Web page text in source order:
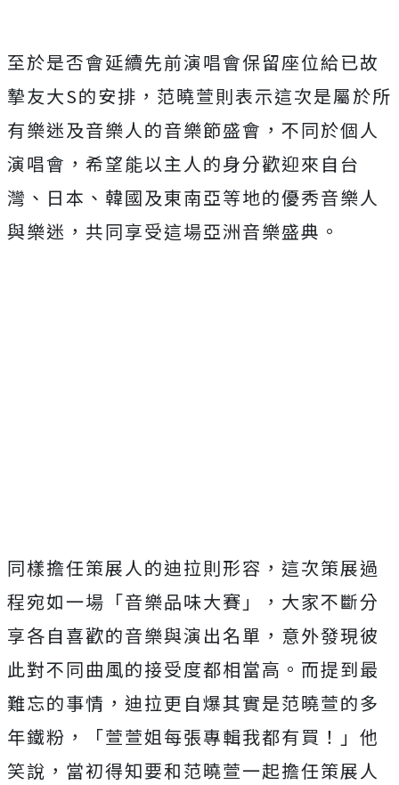
至於是否會延續先前演唱會保留座位給已故
摯友大S的安排，范曉萱則表示這次是屬於所
有樂迷及音樂人的音樂節盛會，不同於個人
演唱會，希望能以主人的身分歡迎來自台
灣、日本、韓國及東南亞等地的優秀音樂人
與樂迷，共同享受這場亞洲音樂盛典。
同樣擔任策展人的迪拉則形容，這次策展過
程宛如一場「音樂品味大賽」，大家不斷分
享各自喜歡的音樂與演出名單，意外發現彼
此對不同曲風的接受度都相當高。而提到最
難忘的事情，迪拉更自爆其實是范曉萱的多
年鐵粉，「萱萱姐每張專輯我都有買！」他
笑說，當初得知要和范曉萱一起擔任策展人